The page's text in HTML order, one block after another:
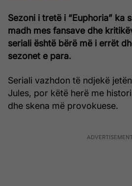
Sezoni i tretë i “Euphoria” ka
madh mes fansave dhe
seriali është bërë më i errët
sezonet e para.
Seriali vazhdon të ndjekë
Jules, por këtë herë me
dhe skena më provokuese.